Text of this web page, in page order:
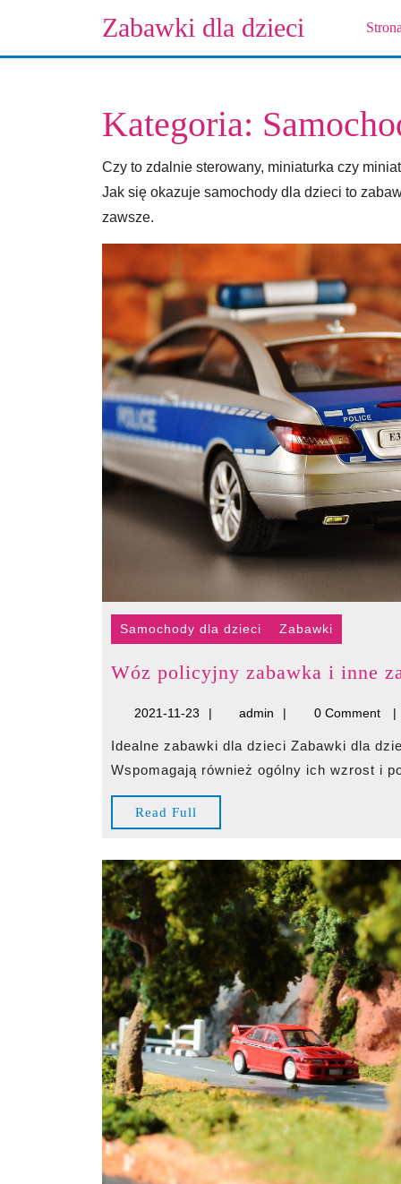
content
Zabawki dla dzieci
Kategoria:
Czy to zdalnie sterowany, miniaturka czy
Jak się okazuje samochody dla dzieci to
zawsze.
Samochody dla dzieci Zabawki
Wóz policyjny zabawka i inne
2021-11-232021-
23
admin admin 0 Comment
Idealne zabawki dla dzieci Zabawki dla dzieci pomagają najmłodszym rozwijać własne pasje.
Wspomagają również ogólny ich wzrost i
Read Full
Full